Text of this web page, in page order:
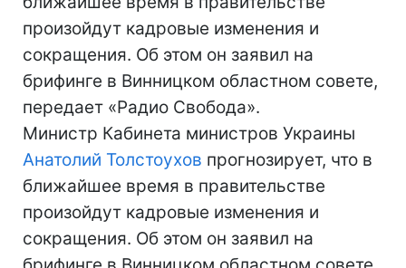
произойдут кадровые изменения и
сокращения. Об этом он заявил на
брифинге в Винницком областном совете,
передает «Радио Свобода».
Министр Кабинета министров Украины
Анатолий Толстоухов прогнозирует, что в
ближайшее время в правительстве
произойдут кадровые изменения и
сокращения. Об этом он заявил на